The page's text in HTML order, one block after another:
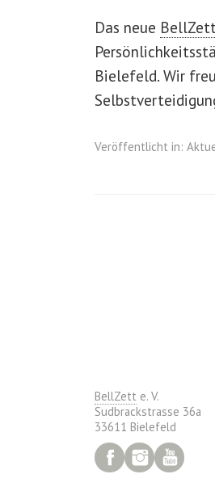
Das neue
Bielefeld. Wir
Veröffentlicht in:
BellZett e. V.
Sudbrackstrasse 36a
33611 Bielefeld
FacebookInstagram